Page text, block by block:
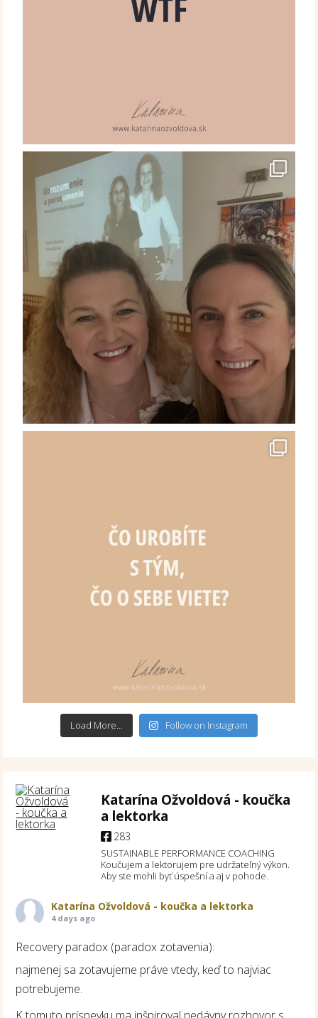
Load More... Follow on Instagram
Katarína Ožvoldová - koučka
a lektorka
283
SUSTAINABLE PERFORMANCE COACHING
Koučujem a lektorujem pre udržateľný výkon.
Aby ste mohli byť úspešní a aj v pohode.
Katarína Ožvoldová - koučka a lektorka
4 days ago
Recovery paradox (paradox zotavenia):
najmenej sa zotavujeme práve vtedy, keď to najviac
potrebujeme.